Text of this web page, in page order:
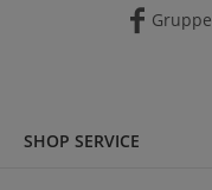
Gruppe
SHOP SERVICE